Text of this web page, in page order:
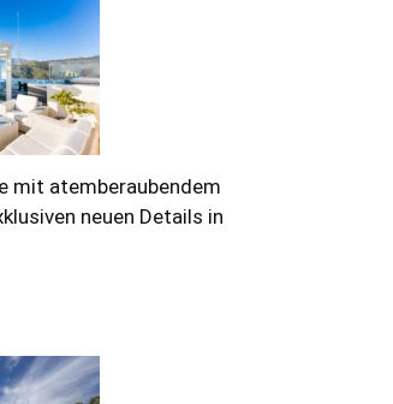
mit atemberaubendem
neuen Details in